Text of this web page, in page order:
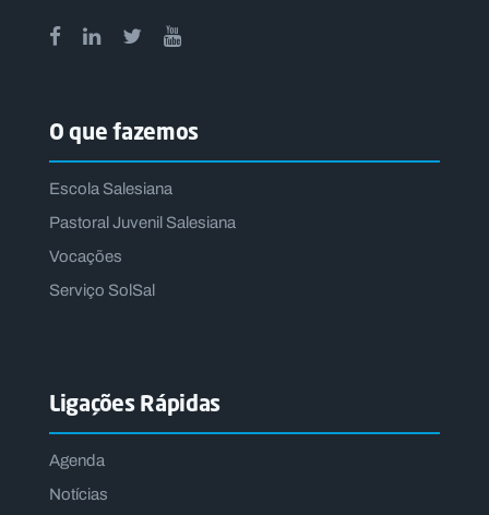
O que fazemos
Escola Salesiana
Pastoral Juvenil Salesiana
Vocações
Serviço SolSal
Ligações Rápidas
Agenda
Notícias